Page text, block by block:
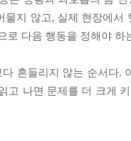
물지 않고, 실제 현장에
로 다음 행동을 정해야 하
흔들리지 않는 순서다.
고 나면 문제를 더 크게